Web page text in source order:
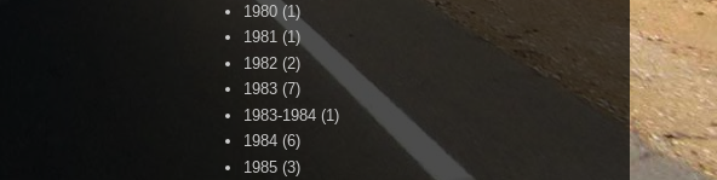
1980 (1)
1981 (1)
1982 (2)
1983 (7)
1983-1984 (1)
1984 (6)
1985 (3)